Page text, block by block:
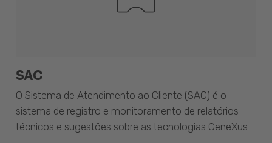
SAC
O Sistema de Atendimento ao Cliente (SAC) é o
sistema de registro e monitoramento de relatórios
técnicos e sugestões sobre as tecnologias GeneXus.